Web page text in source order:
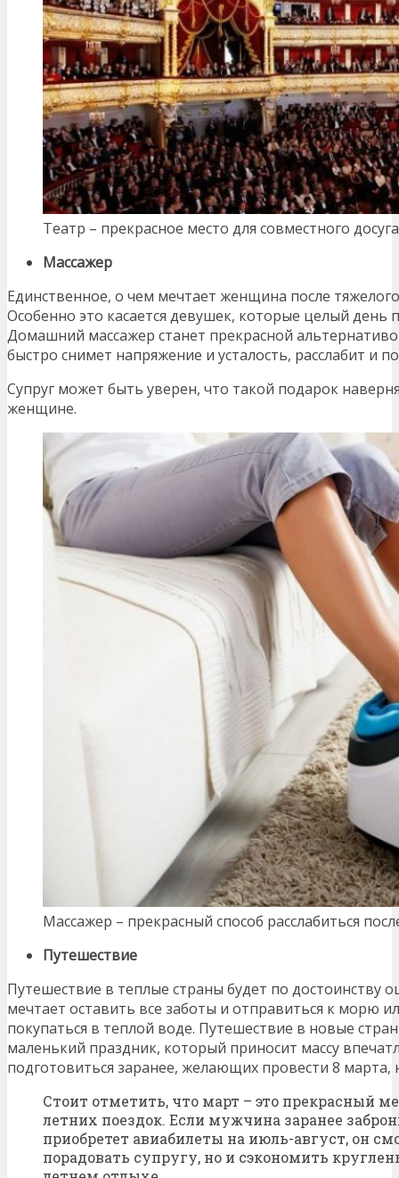
Театр – прекрасное место для совместного досуга
Массажер
Единственное, о чем мечтает женщина после
Особенно это касается девушек, которые целый день
Домашний массажер станет прекрасной
быстро снимет напряжение и усталость, расслабит и
Супруг может быть уверен, что такой подарок
женщине.
Массажер – прекрасный способ расслабиться
Путешествие
Путешествие в теплые страны будет по достоинству
мечтает оставить все заботы и отправиться к морю
покупаться в теплой воде. Путешествие в новые
маленький праздник, который приносит массу
подготовиться заранее, желающих провести 8
Стоит отметить, что март – это прекрасный
летних поездок. Если мужчина заранее
приобретет авиабилеты на июль-август, он
порадовать супругу, но и сэкономить